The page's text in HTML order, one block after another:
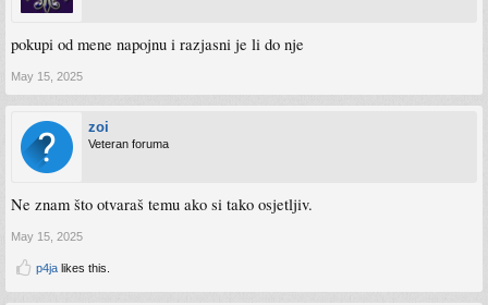
pokupi od mene napojnu i razjasni je li do nje
May 15, 2025
zoi
Veteran foruma
Ne znam što otvaraš temu ako si tako osjetljiv.
May 15, 2025
p4ja likes this.